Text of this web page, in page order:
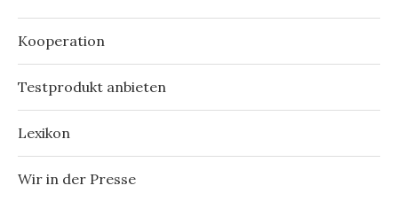
Kooperation
Testprodukt anbieten
Lexikon
Wir in der Presse